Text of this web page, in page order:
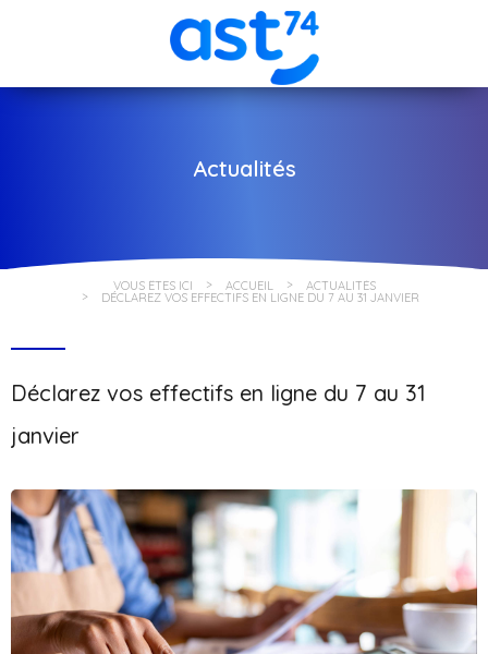
Actualités
VOUS ÊTES ICI ACCUEIL ACTUALITÉS
DÉCLAREZ VOS EFFECTIFS EN LIGNE DU 7 AU 31 JANVIER
Déclarez vos effectifs en ligne du 7 au 31
janvier